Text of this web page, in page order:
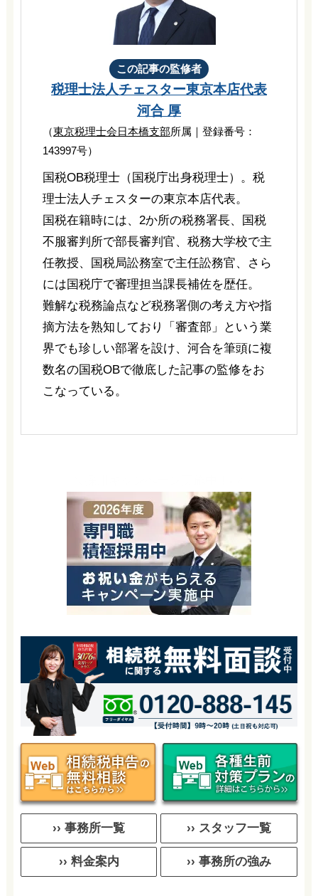
この記事の監修者
税理士法人チェスター東京本店代表
河合 厚
（東京税理士会日本橋支部所属｜登録番号：
143997号）
国税OB税理士（国税庁出身税理士）。税
理士法人チェスターの東京本店代表。
国税在籍時には、2か所の税務署長、国税
不服審判所で部長審判官、税務大学校で主
任教授、国税局訟務室で主任訟務官、さら
には国税庁で審理担当課長補佐を歴任。
難解な税務論点など税務署側の考え方や指
摘方法を熟知しており「審査部」という業
界でも珍しい部署を設け、河合を筆頭に複
数名の国税OBで徹底した記事の監修をお
こなっている。
›› 事務所一覧 ›› スタッフ一覧
›› 料金案内 ›› 事務所の強み